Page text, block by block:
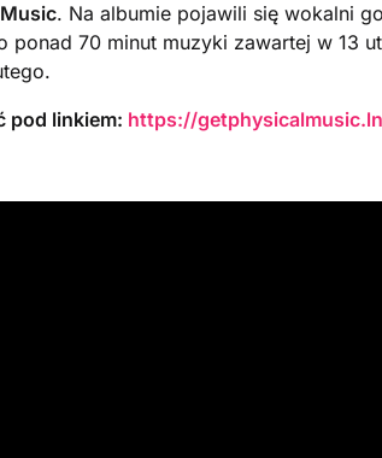
. Na albumie pojawili się wokalni
ponad 70 minut muzyki zawartej w 13
pod linkiem: https://